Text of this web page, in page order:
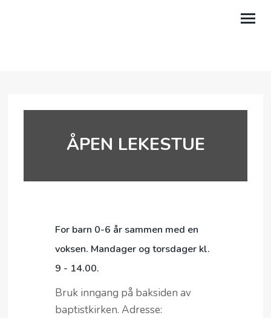
MIN SIDE
ÅPEN LEKESTUE
For barn 0-6 år sammen med en
voksen. Mandager og torsdager kl.
9 - 14.00.
Bruk inngang på baksiden av
baptistkirken. Adresse: